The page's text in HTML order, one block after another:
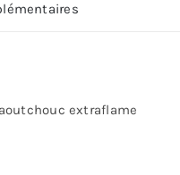
extraflame